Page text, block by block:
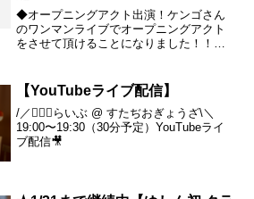
◆オープニングアクト出演！ケンゴさん
のワンマンライブでオープニングアクト
をさせて頂けることになりました！！ア
open／16:00 start(終...
【YouTubeライブ配信】
/／💁🏻‍♂️らいぶ @ すたぢおぎょうざ\＼
19:00〜19:30（30分予定）YouTubeライ
ブ配信🎥